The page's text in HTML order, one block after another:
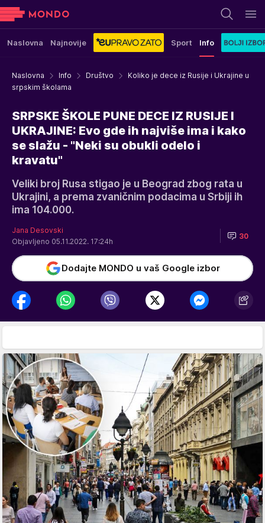
Naslovna Najnovije Sport Info
Naslovna Info Društvo
Koliko je dece iz Rusije i Ukrajine u
srpskim školama
SRPSKE ŠKOLE PUNE DECE IZ RUSIJE I
UKRAJINE: Evo gde ih najviše ima i kako
se slažu - "Neki su obukli odelo i
kravatu"
Veliki broj Rusa stigao je u Beograd zbog rata u
Ukrajini, a prema zvaničnim podacima u Srbiji ih
ima 104.000.
Jana Desovski
Objavljeno 05.11.2022. 17:24h
30
Dodajte MONDO u vaš Google izbor